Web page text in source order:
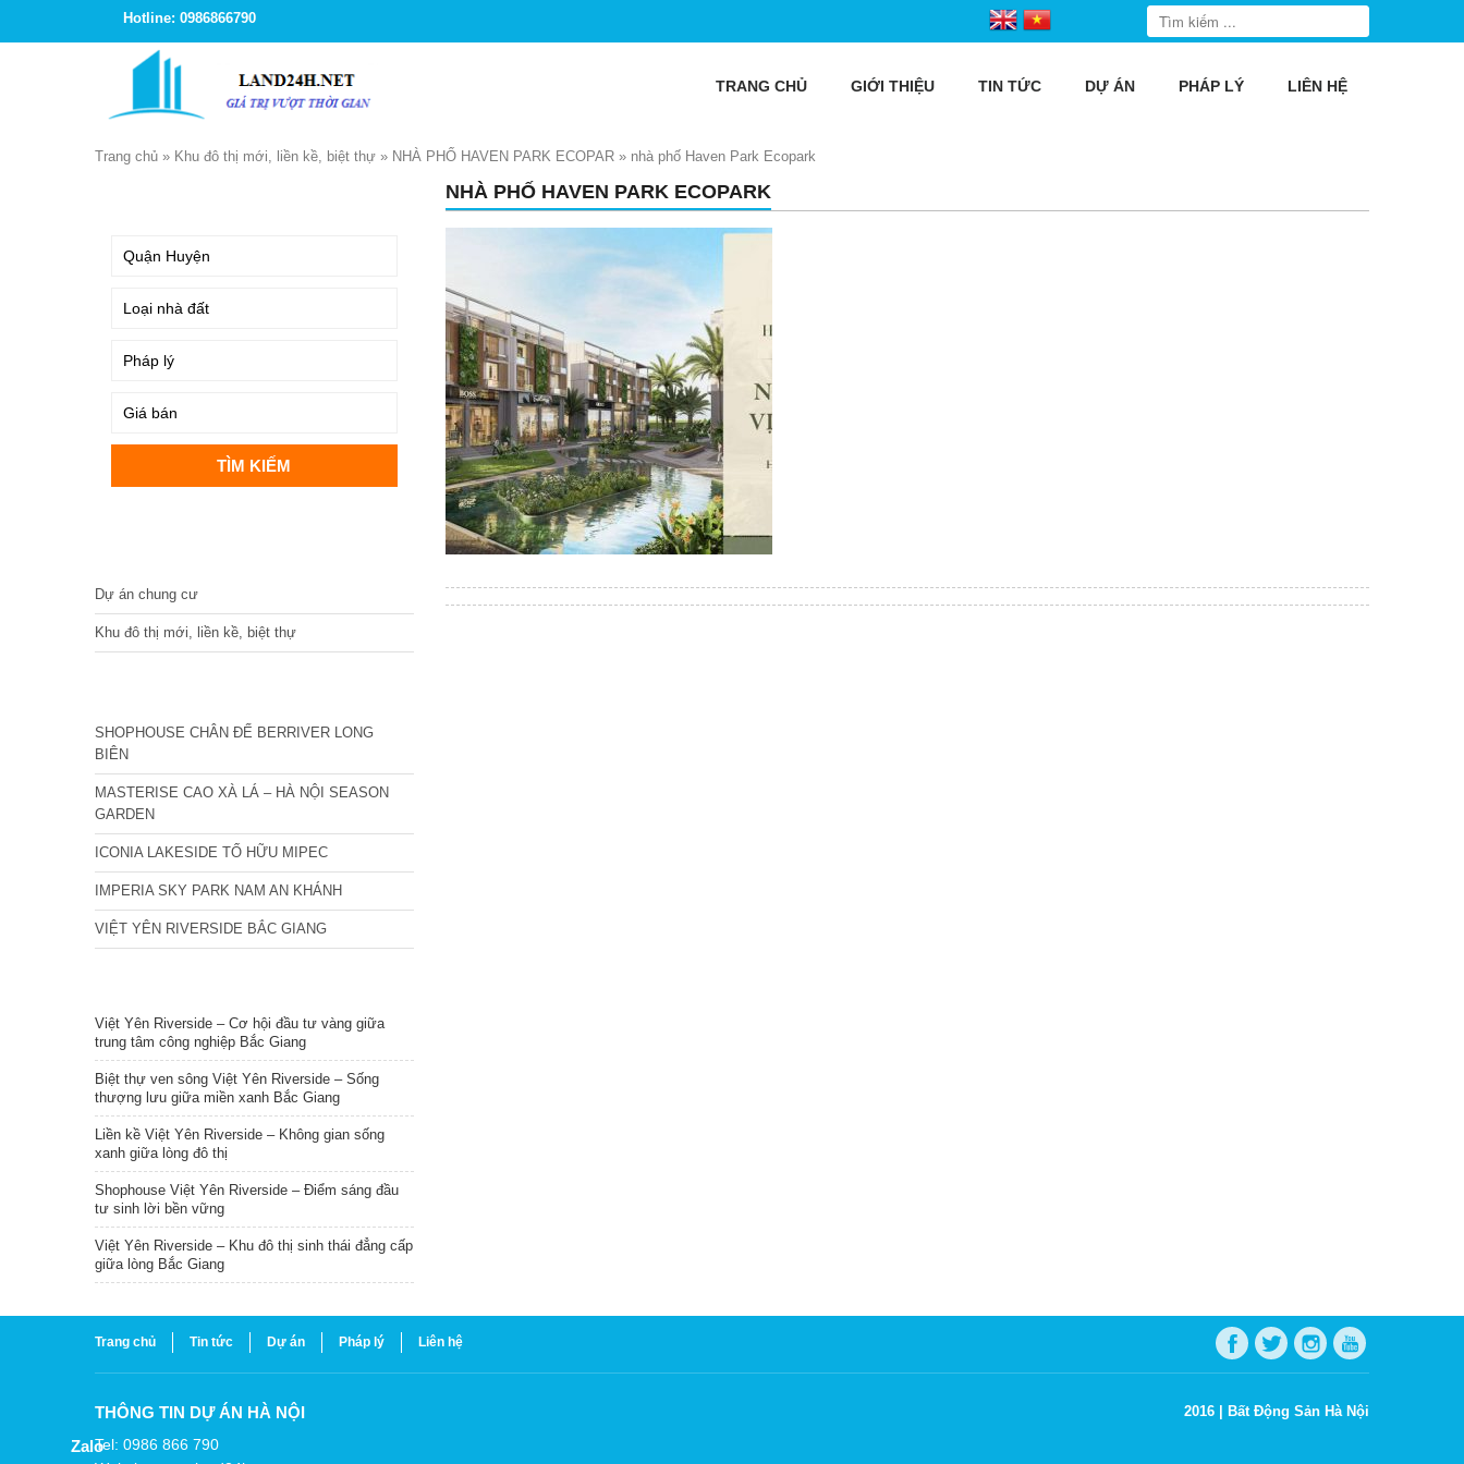
Hotline: 0986866790
TRANG CHỦ GIỚI THIỆU TIN TỨC DỰ ÁN PHÁP LÝ LIÊN HỆ
Trang chủ » Khu đô thị mới, liền kề, biệt thự » NHÀ PHỐ HAVEN PARK ECOPAR » nhà phố Haven Park Ecopark
NHÀ PHỐ HAVEN PARK ECOPARK
Dự án chung cư
Khu đô thị mới, liền kề, biệt thự
SHOPHOUSE CHÂN ĐẾ BERRIVER LONG
BIÊN
MASTERISE CAO XÀ LÁ – HÀ NỘI SEASON
GARDEN
ICONIA LAKESIDE TỐ HỮU MIPEC
IMPERIA SKY PARK NAM AN KHÁNH
VIỆT YÊN RIVERSIDE BẮC GIANG
Việt Yên Riverside – Cơ hội đầu tư vàng giữa
trung tâm công nghiệp Bắc Giang
Biệt thự ven sông Việt Yên Riverside – Sống
thượng lưu giữa miền xanh Bắc Giang
Liền kề Việt Yên Riverside – Không gian sống
xanh giữa lòng đô thị
Shophouse Việt Yên Riverside – Điểm sáng đầu
tư sinh lời bền vững
Việt Yên Riverside – Khu đô thị sinh thái đẳng cấp
giữa lòng Bắc Giang
Trang chủ Tin tức Dự án Pháp lý Liên hệ
THÔNG TIN DỰ ÁN HÀ NỘI
Tel: 0986 866 790
2016 | Bất Động Sản Hà Nội
Zalo